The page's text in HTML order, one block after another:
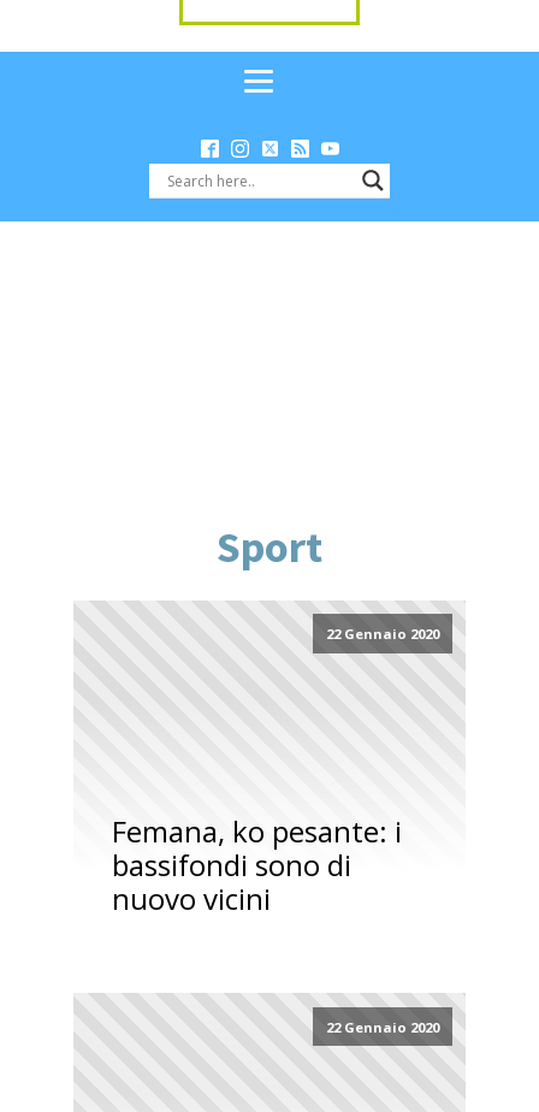
Sport
22 Gennaio 2020
Femana, ko pesante: i
bassifondi sono di
nuovo vicini
22 Gennaio 2020